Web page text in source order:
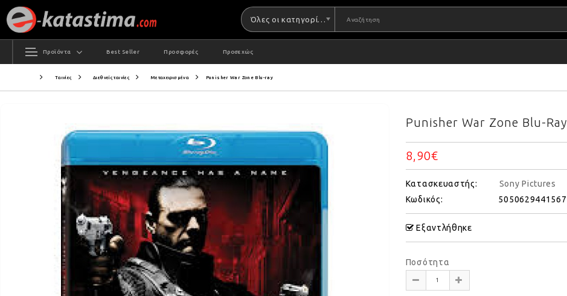
Όλες οι κατηγορίες
Προϊόντα Best Seller Προσφορές Προσεχώς
Ταινίες Διεθνείς ταινίες Μεταχειρισμένα Punisher War Zone Blu-ray
Punisher War Zone Blu-Ray
8,90€
Κατασκευαστής:
Sony Pictures
Κωδικός:
5050629441567
Εξαντλήθηκε
Ποσότητα